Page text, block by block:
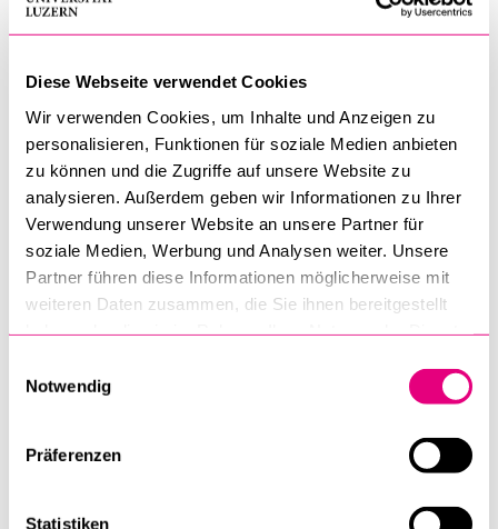
Diese Webseite verwendet Cookies
Wir verwenden Cookies, um Inhalte und Anzeigen zu
personalisieren, Funktionen für soziale Medien anbieten
zu können und die Zugriffe auf unsere Website zu
analysieren. Außerdem geben wir Informationen zu Ihrer
Verwendung unserer Website an unsere Partner für
soziale Medien, Werbung und Analysen weiter. Unsere
Partner führen diese Informationen möglicherweise mit
weiteren Daten zusammen, die Sie ihnen bereitgestellt
Notwendig
Präferenzen
Statistiken
Ambivalenz (und Gleichzeitigkeit) von Fortschrittsglaube
bedingten und vielfältig beeinflussten. Es soll gezeigt
Bezugnahme auf die gegenwärtige und die intendierte
zukünftige Stadt sowie auf die je eigene Stadtgeschichte
konstruiert wurden und welche Funktionen die Orientierung
an "alt" und "neu" dabei einnahmen.
Diese städtischen Selbstbilder waren abhängig von der in
jeder Stadt eigenen wirtschaftlichen, politischen, sozialen
von drei Fallbeispielen: Winterthur, Luzern und Bern, die
herausbildende Trias von Industrie, Tourismus und
Verwaltung / Dienstleistung. Mit dem Vergleich dieser drei
Städte und ihrer je unterschiedlichen Identitätsdiskurse, die